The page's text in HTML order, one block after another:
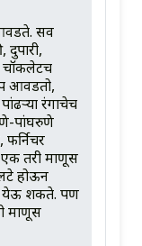
सर्व
चॉकलेटच
आवडतो,
रंगाचेच
पांघरुणे
फर्निचर
एक तरी माणूस
होऊन
येऊ शकते. पण
माणूस